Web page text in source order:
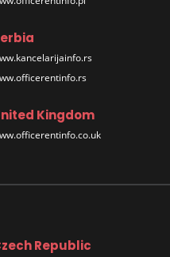
Kingdom
Republic